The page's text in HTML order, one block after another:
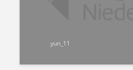
yun_11